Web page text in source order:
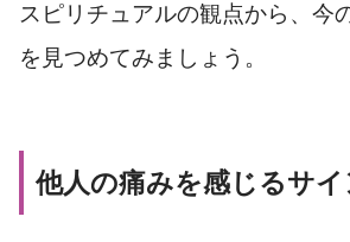
スピリチュアルの観点から、今
を見つめてみましょう。
他人の痛みを感じるサイ